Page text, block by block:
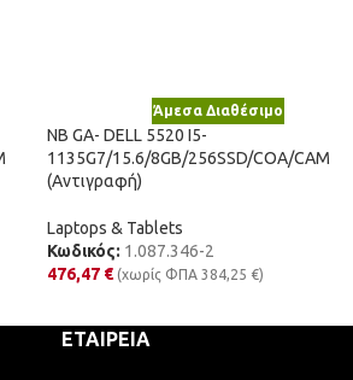
Άμεσα Διαθέσιμο
NB GA- DELL 5520 I5-
1135G7/15.6/8GB/256SSD/COA/CAM
(Αντιγραφή)
Laptops & Tablets
Κωδικός: 1.087.346-2
476,47 € (χωρίς ΦΠΑ 384,25 €)
ΕΤΑΙΡΕΊΑ